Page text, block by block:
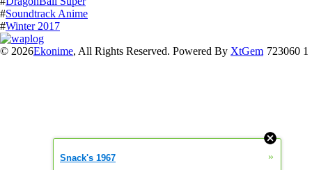
#Soundtrack Anime
#Winter 2017
© 2026Ekonime, All Rights Reserved. Powered By XtGem 723060 1
Snack's 1967 »